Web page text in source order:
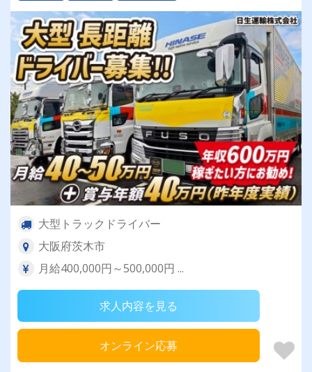
大型トラックドライバー
大阪府茨木市
月給400,000円～500,000円 ...
求人内容を見る
オンライン応募